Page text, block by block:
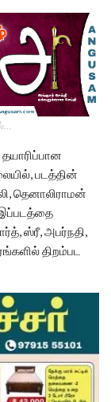
படத்தின்
தெனாலிராமன்
ஸ்ரீ, அபர்நதி,
திறம்பட